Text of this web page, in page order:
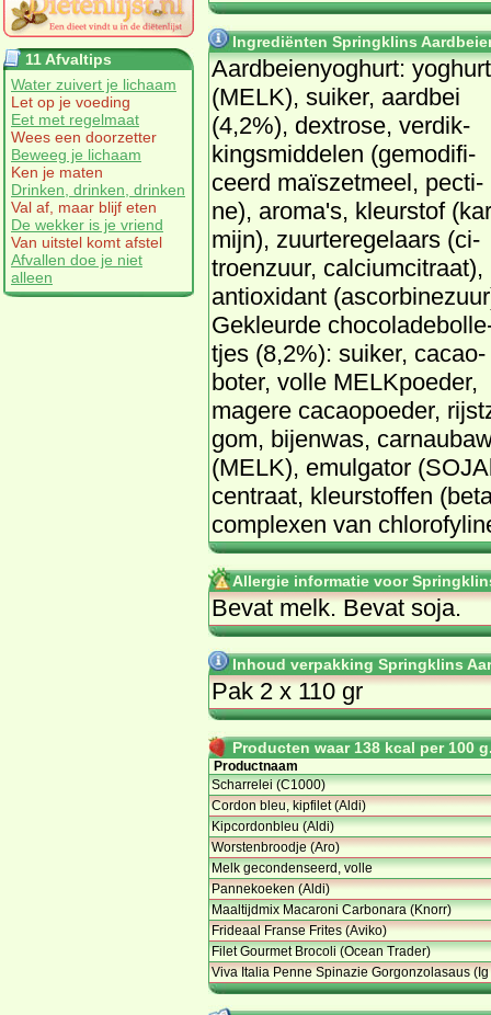
11 Afvaltips
Water zuivert je lichaam
Let op je voeding
Eet met regelmaat
Wees een doorzetter
Beweeg je lichaam
Ken je maten
Drinken, drinken, drinken
Val af, maar blijf eten
De wekker is je vriend
Van uitstel komt afstel
Afvallen doe je niet
alleen
Ingrediënten Springklins
Aard­bei­en­yog­hurt: yog­hurt
(MELK), sui­ker, aard­bei
(4,2%), dex­tro­se, ver­dik­
kings­mid­de­len (ge­mo­di­fi­
ceerd ma­ïs­zet­meel, pec­ti­
ne), aro­ma's, kleur­stof
mijn), zuur­te­re­ge­laars (ci­
troen­zuur, cal­ci­um­ci­traat),
an­ti­oxi­dant
Ge­kleur­de
tjes (8,2%): sui­ker, ca­cao­
bo­ter, vol­le MELK­poe­der,
ma­ge­re ca­cao­poe­der,
gom, bij­en­was,
(MELK), emul­ga­tor
cen­traat, kleur­stof­fen
com­plexen van
Allergie informatie voor
Be­vat melk. Be­vat so­ja.
Inhoud verpakking Springklins
Pak 2 x 110 gr
Producten waar 138 kcal per 100
Productnaam
Scharrelei (C1000)
Cordon bleu, kipfilet (Aldi)
Kipcordonbleu (Aldi)
Worstenbroodje (Aro)
Melk gecondenseerd, volle
Pannekoeken (Aldi)
Maaltijdmix Macaroni Carbonara (Knorr)
Frideaal Franse Frites (Aviko)
Filet Gourmet Brocoli (Ocean Trader)
Viva Italia Penne Spinazie Gorgonzolasaus (Ig